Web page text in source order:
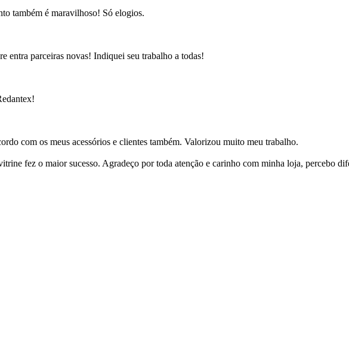
também é maravilhoso! Só elogios.
entra parceiras novas! Indiquei seu trabalho a todas!
com os meus acessórios e clientes também. Valorizou muito meu trabalho.
fez o maior sucesso. Agradeço por toda atenção e carinho com minha loja, percebo